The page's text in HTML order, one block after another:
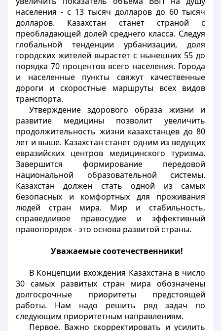
населения - с 13 тысяч долларов до 60 тысяч
долларов. Казахстан станет страной с
преобладающей долей среднего класса. Следуя
глобальной тенденции урбанизации, доля
городских жителей вырастет с нынешних 55 до
порядка 70 процентов всего населения. Города
и населенные пункты свяжут качественные
дороги и скоростные маршруты всех видов
транспорта.
Утверждение здорового образа жизни и
развитие медицины позволит увеличить
продолжительность жизни казахстанцев до 80
лет и выше. Казахстан станет одним из ведущих
евразийских центров медицинского туризма.
Завершится формирование передовой
национальной образовательной системы.
Казахстан должен стать одной из самых
безопасных и комфортных для проживания
людей стран мира. Мир и стабильность,
справедливое правосудие и эффективный
правопорядок - это основа развитой страны.
Уважаемые соотечественники!
В Концепции вхождения Казахстана в число
30 самых развитых стран мира обозначены
долгосрочные приоритеты предстоящей
работы. Нам надо решить ряд задач по
следующим приоритетным направлениям.
Первое. Важно скорректировать и усилить